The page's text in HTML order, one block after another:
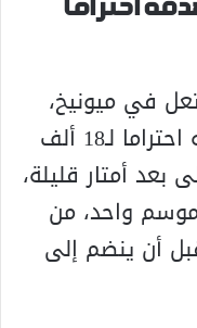
احتراما
في ميونيخ،
رفض حكيمي الاحتفال بهدفه احتراما لـ18 ألف
بعد أمتار قليلة،
واحد، من
إلى صيف 2021، قبل أن ينضم إلى